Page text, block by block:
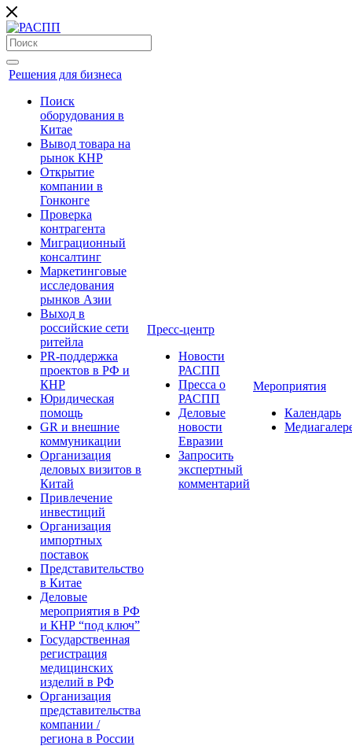
Решения для бизнеса
Поиск
оборудования в
Китае
Вывод товара на
рынок КНР
Открытие
компании в
Гонконге
Проверка
контрагента
Миграционный
консалтинг
Маркетинговые
исследования
рынков Азии
Выход в
российские сети
ритейла
PR-поддержка
проектов в РФ и
КНР
Юридическая
помощь
GR и внешние
коммуникации
Организация
деловых визитов в
Китай
Привлечение
инвестиций
Организация
импортных
поставок
Представительство
в Китае
Деловые
мероприятия в РФ
и КНР “под ключ”
Государственная
регистрация
медицинских
изделий в РФ
Организация
представительства
компании /
региона в России
Пресс-центр
Новости
РАСПП
Пресса о
РАСПП
Деловые
новости
Евразии
Запросить
экспертный
комментарий
Мероприятия
Календарь